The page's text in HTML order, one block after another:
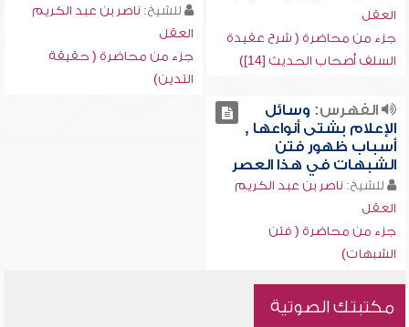
العقل
جزء من محاضرة ( شرح عقيدة
السلف أصحاب الحديث [14])
للشيخ: ناصر بن عبد الكريم
العقل
جزء من محاضرة ( حقيقة
التدين)
الفهرس: وسائل
الإعلام بشتى أنواعها ,
أسباب ظهور فتن
الشبهات في هذا العصر
للشيخ: ناصر بن عبد الكريم
العقل
جزء من محاضرة ( فتن
الشبهات)
مكتبتك الصوتية